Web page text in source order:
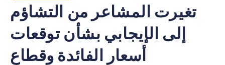
تغيرت المشاعر من التشاؤم
إلى الإيجابي بشأن توقعات
أسعار الفائدة وقطاع